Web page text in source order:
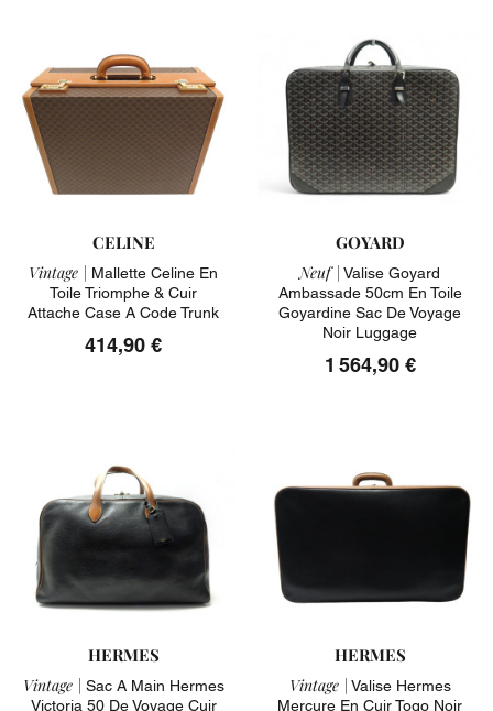
CELINE
Vintage | Mallette Celine En
Toile Triomphe & Cuir
Attache Case A Code Trunk
414,90 €
GOYARD
Neuf | Valise Goyard
Ambassade 50cm En Toile
Goyardine Sac De Voyage
Noir Luggage
1 564,90 €
HERMES
Vintage | Sac A Main Hermes
Victoria 50 De Voyage Cuir
HERMES
Vintage | Valise Hermes
Mercure En Cuir Togo Noir